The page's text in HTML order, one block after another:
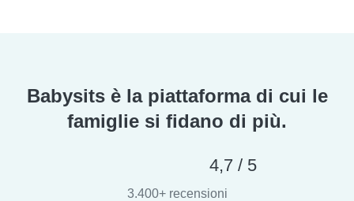
Babysits è la piattaforma di cui le
famiglie si fidano di più.
4,7 / 5
3.400+ recensioni